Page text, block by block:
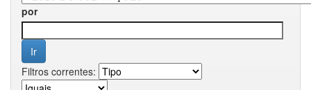
por
Filtros correntes: